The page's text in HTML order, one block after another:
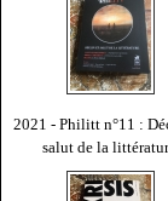
2021 - Philitt n°11 :
salut de la